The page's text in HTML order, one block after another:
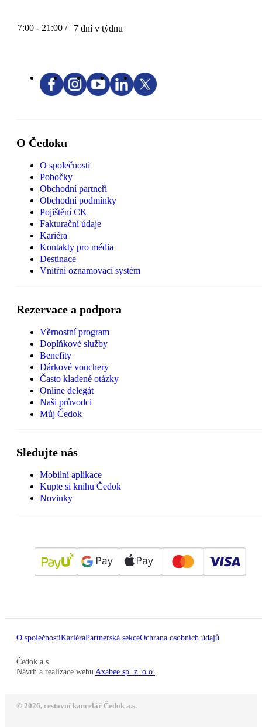
7:00 - 21:00 / 7 dní v týdnu
O Čedoku
O společnosti
Pobočky
Obchodní partneři
Obchodní podmínky
Pojištění CK
Fakturační údaje
Kariéra
Kontakty pro média
Destinace
Vnitřní oznamovací systém
Rezervace a podpora
Věrnostní program
Doplňkové služby
Benefity
Dárkové vouchery
Často kladené otázky
Online delegát
Naši průvodci
Můj Čedok
Sledujte nás
Mobilní aplikace
Kupte si knihu Čedok
Novinky
O společnostiKariéraPartnerská sekceOchrana osobních údajů
Čedok a.s
Návrh a realizace webu Axabee sp. z. o.o.
© 2026, cestovní kancelář Čedok a.s.